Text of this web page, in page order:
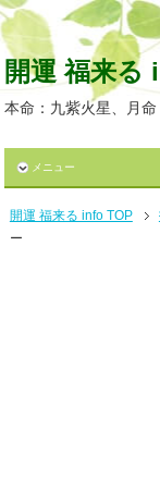
開運 福来る
本命：九紫火星、月
メニュー
開運 福来る info TOP
ー